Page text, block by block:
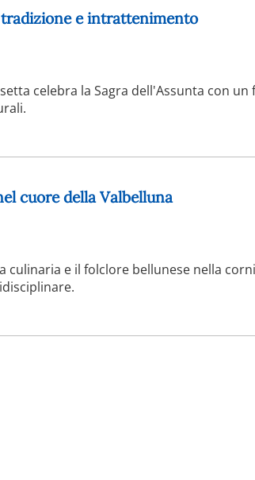
tradizione e intrattenimento
celebra la Sagra dell'Assunta con un
cuore della Valbelluna
culinaria e il folclore bellunese nella